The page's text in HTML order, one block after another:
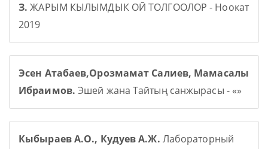
З. ЖАРЫМ КЫЛЫМДЫК ОЙ ТОЛГООЛОР - Ноокат
2019
Эсен Атабаев,Орозмамат Салиев, Мамасалы
Ибраимов. Эшей жана Тайтың санжырасы - «»
Кыбыраев А.О., Кудуев А.Ж. Лабораторный